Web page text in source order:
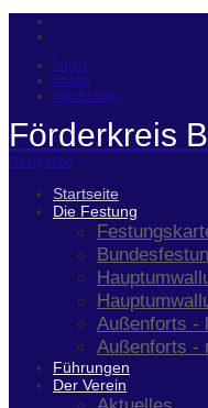
Login
Suche
Impressum
Förderkreis
Navigation
Startseite
Die Festung
Außenforts -
Außenforts -
Führungen
Der Verein